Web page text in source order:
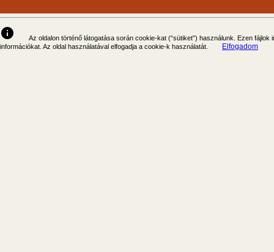
info
Az oldalon történő látogatása során cookie-kat (“sütiket”) használunk. Ezen
információkat. Az oldal használatával elfogadja a cookie-k használatát.
Elfogadom